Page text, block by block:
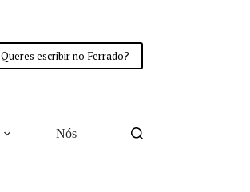
Queres escribir no Ferrado?
Nós